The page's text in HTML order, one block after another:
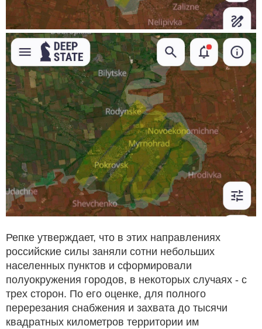
Репке утверждает, что в этих направлениях
российские силы заняли сотни небольших
населенных пунктов и сформировали
полуокружения городов, в некоторых случаях - с
трех сторон. По его оценке, для полного
перерезания снабжения и захвата до тысячи
квадратных километров территории им